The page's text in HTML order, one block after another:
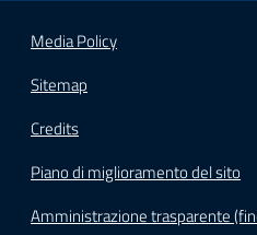
Media Policy
Sitemap
Credits
Piano di miglioramento del sito
Amministrazione trasparente